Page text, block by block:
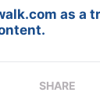
as a
SHARE